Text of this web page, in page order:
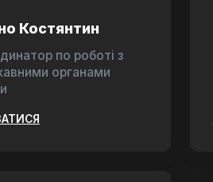
Костянтин
по роботі з
органами